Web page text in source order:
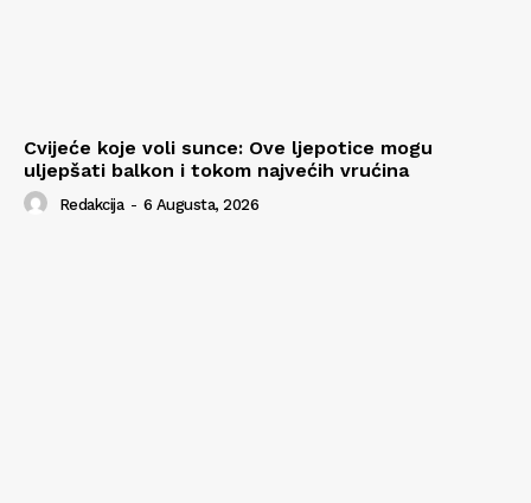
Cvijeće koje voli sunce: Ove ljepotice mogu
uljepšati balkon i tokom najvećih vrućina
Redakcija - 6 Augusta, 2026